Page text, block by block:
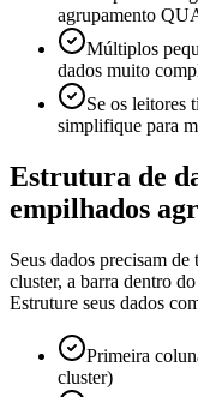
agrupamento
Múltiplos
dados muito
Se os leitores
simplifique para
Estrutura de
empilhados
Seus dados precisam
cluster, a barra dentro
Estruture seus dados
Primeira
cluster)